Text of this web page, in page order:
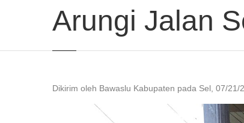
Arungi Jalan
Dikirim oleh Bawaslu Kabupaten pada Sel, 07/21/